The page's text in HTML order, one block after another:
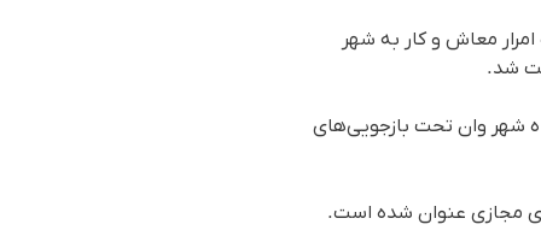
مرز رازی جهت امرار معاش و کار به شهر
شد.
مدنی در طول ۴۰ روز گذشته در بازداشتگاه شهر وان تحت بازجویی‌های
مجازی عنوان شده است.